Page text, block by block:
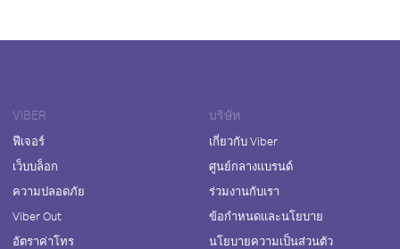
VIBER
ฟีเจอร์
เว็บบล็อก
ความปลอดภัย
Viber Out
อัตราค่าโทร
บริษัท
เกี่ยวกับ Viber
ศูนย์กลางแบรนด์
ร่วมงานกับเรา
ข้อกำหนดและนโยบาย
นโยบายความเป็นส่วนตัว